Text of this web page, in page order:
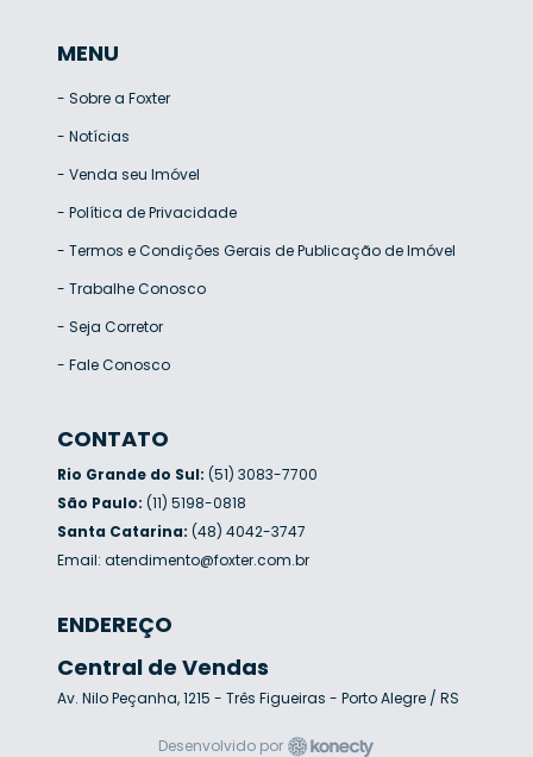
MENU
- Sobre a Foxter
- Notícias
- Venda seu Imóvel
- Política de Privacidade
- Termos e Condições Gerais de Publicação de Imóvel
- Trabalhe Conosco
- Seja Corretor
- Fale Conosco
CONTATO
Rio Grande do Sul: (51) 3083-7700
São Paulo: (11) 5198-0818
Santa Catarina: (48) 4042-3747
Email: atendimento@foxter.com.br
ENDEREÇO
Central de Vendas
Av. Nilo Peçanha, 1215 - Três Figueiras - Porto Alegre / RS
Desenvolvido por